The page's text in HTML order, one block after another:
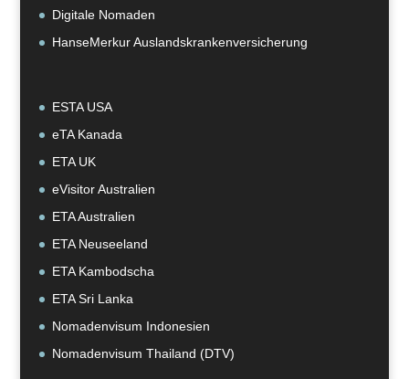
Digitale Nomaden
HanseMerkur Auslandskrankenversicherung
ESTA USA
eTA Kanada
ETA UK
eVisitor Australien
ETA Australien
ETA Neuseeland
ETA Kambodscha
ETA Sri Lanka
Nomadenvisum Indonesien
Nomadenvisum Thailand (DTV)